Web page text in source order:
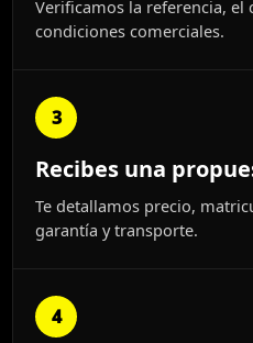
Verificamos la referencia, el
condiciones comerciales.
3
Recibes una
Te detallamos precio,
garantía y transporte.
4